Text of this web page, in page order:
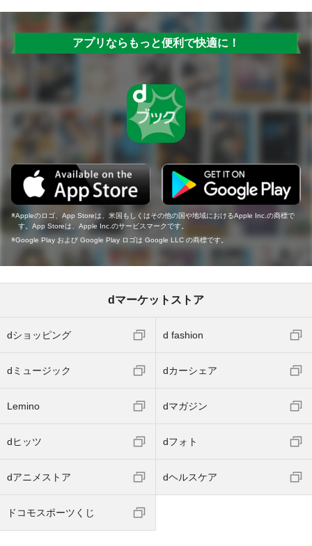
アプリならもっと便利で快適に！
Appleのロゴ、App Storeは、米国もしくはその他の国や地域におけるApple Inc.の商標で
す。App Storeは、Apple Inc.のサービスマークです。
Google Play および Google Play ロゴは Google LLC の商標です。
dマーケットストア
dショッピング d fashion
dミュージック dカーシェア
Lemino dマガジン
dヒッツ dフォト
dアニメストア dヘルスケア
ドコモスポーツくじ